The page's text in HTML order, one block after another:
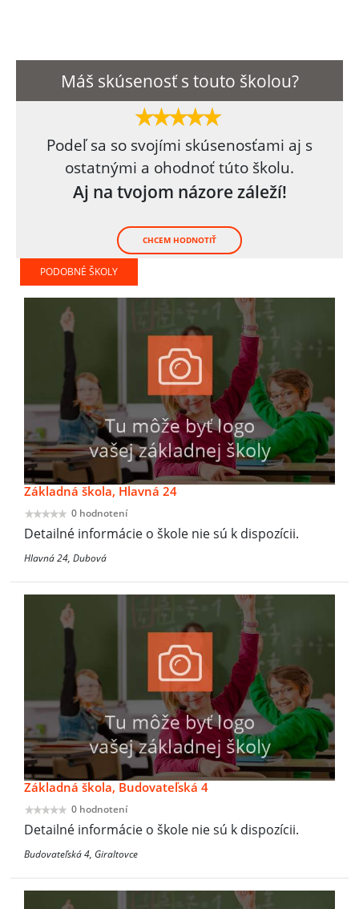
Máš skúsenosť s touto školou?
Podeľ sa so svojími skúsenosťami aj s
ostatnými a ohodnoť túto školu.
Aj na tvojom názore záleží!
CHCEM HODNOTIŤ
PODOBNÉ ŠKOLY
Základná škola, Hlavná 24
0 hodnotení
Detailné informácie o škole nie sú k dispozícii.
Hlavná 24, Dubová
Základná škola, Budovateľská 4
0 hodnotení
Detailné informácie o škole nie sú k dispozícii.
Budovateľská 4, Giraltovce